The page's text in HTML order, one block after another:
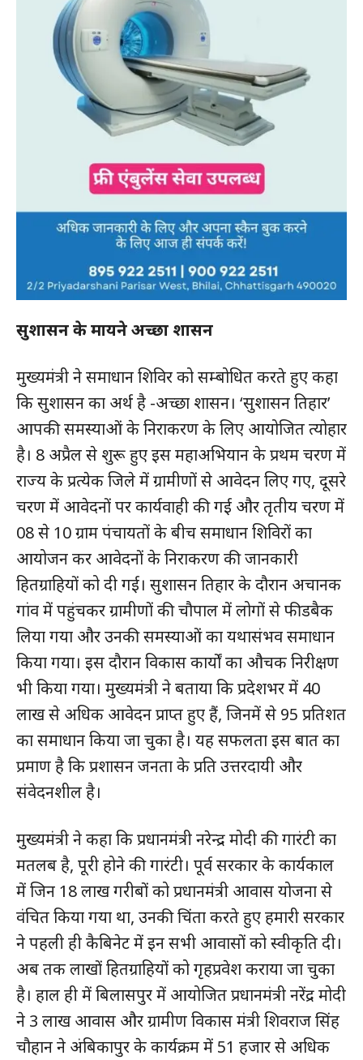
सुशासन के मायने अच्छा शासन
मुख्यमंत्री ने समाधान शिविर को सम्बोधित करते हुए कहा
कि सुशासन का अर्थ है -अच्छा शासन। ‘सुशासन तिहार’
आपकी समस्याओं के निराकरण के लिए आयोजित त्योहार
है। 8 अप्रैल से शुरू हुए इस महाअभियान के प्रथम चरण में
राज्य के प्रत्येक जिले में ग्रामीणों से आवेदन लिए गए, दूसरे
चरण में आवेदनों पर कार्यवाही की गई और तृतीय चरण में
08 से 10 ग्राम पंचायतों के बीच समाधान शिविरों का
आयोजन कर आवेदनों के निराकरण की जानकारी
हितग्राहियों को दी गई। सुशासन तिहार के दौरान अचानक
गांव में पहुंचकर ग्रामीणों की चौपाल में लोगों से फीडबैक
लिया गया और उनकी समस्याओं का यथासंभव समाधान
किया गया। इस दौरान विकास कार्याें का औचक निरीक्षण
भी किया गया। मुख्यमंत्री ने बताया कि प्रदेशभर में 40
लाख से अधिक आवेदन प्राप्त हुए हैं, जिनमें से 95 प्रतिशत
का समाधान किया जा चुका है। यह सफलता इस बात का
प्रमाण है कि प्रशासन जनता के प्रति उत्तरदायी और
संवेदनशील है।
मुख्यमंत्री ने कहा कि प्रधानमंत्री नरेन्द्र मोदी की गारंटी का
मतलब है, पूरी होने की गारंटी। पूर्व सरकार के कार्यकाल
में जिन 18 लाख गरीबों को प्रधानमंत्री आवास योजना से
वंचित किया गया था, उनकी चिंता करते हुए हमारी सरकार
ने पहली ही कैबिनेट में इन सभी आवासों को स्वीकृति दी।
अब तक लाखों हितग्राहियों को गृहप्रवेश कराया जा चुका
है। हाल ही में बिलासपुर में आयोजित प्रधानमंत्री नरेंद्र मोदी
ने 3 लाख आवास और ग्रामीण विकास मंत्री शिवराज सिंह
चौहान ने अंबिकापुर के कार्यक्रम में 51 हजार से अधिक